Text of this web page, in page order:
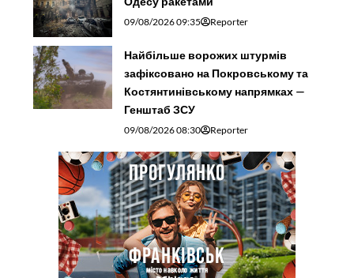
09/08/2026 09:35 Reporter
Найбільше ворожих штурмів
зафіксовано на Покровському та
Костянтинівському напрямках —
Генштаб ЗСУ
09/08/2026 08:30 Reporter